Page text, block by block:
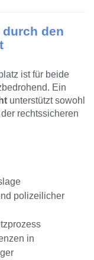
den
ist für beide
Ein
unterstützt sowohl
rechtssicheren
polizeilicher
in